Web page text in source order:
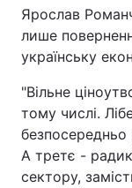
Ярослав
лише
українську
"Вільне
тому числі.
безпосередньо
А третє -
сектору,